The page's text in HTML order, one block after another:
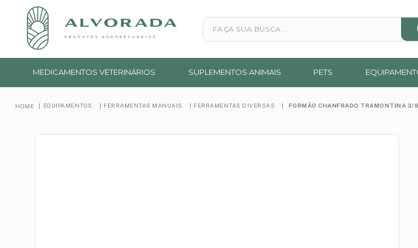
Faça sua busca...
MEDICAMENTOS VETERINÁRIOS SUPLEMENTOS ANIMAIS PETS
EQUIPAMENTOS FERRAMENTAS MANUAIS FERRAMENTAS DIVERSAS FORMÃO CHANFRADO TRAMONTINA 3/